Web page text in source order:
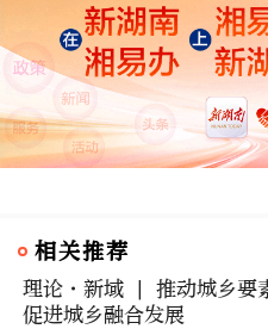
相关推荐
理论·新域 | 推动城乡要素
促进城乡融合发展